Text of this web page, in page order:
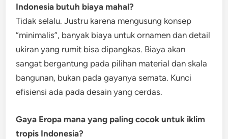
Indonesia butuh biaya mahal?
Tidak selalu. Justru karena mengusung konsep
“minimalis”, banyak biaya untuk ornamen dan detail
ukiran yang rumit bisa dipangkas. Biaya akan
sangat bergantung pada pilihan material dan skala
bangunan, bukan pada gayanya semata. Kunci
efisiensi ada pada desain yang cerdas.
Gaya Eropa mana yang paling cocok untuk iklim
tropis Indonesia?